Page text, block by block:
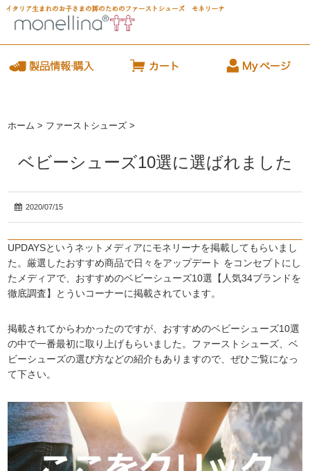
ホーム > ファーストシューズ >
ベビーシューズ10選に選ばれました
2020/07/15
UPDAYSというネットメディアにモネリーナを掲載してもらいまし
た。厳選したおすすめ商品で日々をアップデート をコンセプトにし
たメディアで、おすすめのベビーシューズ10選【人気34ブランドを
徹底調査】とういコーナーに掲載されています。
掲載されてからわかったのですが、おすすめのベビーシューズ10選
の中で一番最初に取り上げもらいました。ファーストシューズ、ベ
ビーシューズの選び方などの紹介もありますので、ぜひご覧になっ
て下さい。